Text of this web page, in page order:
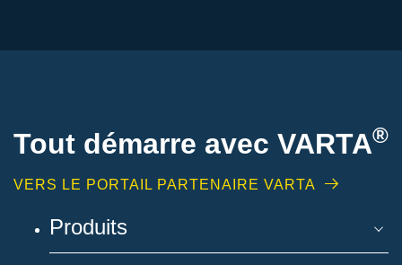
Tout démarre avec VARTA®
VERS LE PORTAIL PARTENAIRE VARTA
Produits